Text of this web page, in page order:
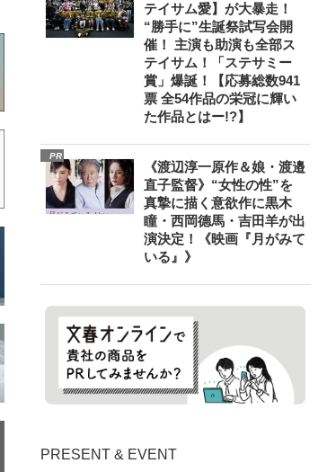
テイサム愛】が大暴走！
“勝手に”生誕祭試写会開
催！ 主演も助演も全部ス
テイサム！「ステサミー
賞」爆誕！【応募総数941
票 全54作品の栄冠に輝い
た作品とはー!?】
PR
《渡辺淳一原作＆娘・渡邉
直子監督》“女性の性”を
真摯に描く意欲作に黒木
瞳・西岡德馬・吉田羊が出
演決定！《映画『月がみて
いる』》
PRESENT & EVENT